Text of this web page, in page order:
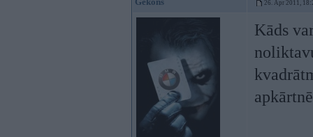
26. Apr 2011,
Kāds